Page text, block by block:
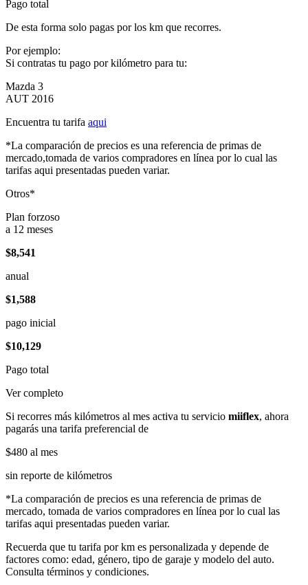
Pago total
De esta forma solo pagas por los km que recorres.
Por ejemplo:
Si contratas tu pago por kilómetro para tu:
Mazda 3
AUT 2016
Encuentra tu tarifa aqui
*La comparación de precios es una referencia de primas de
mercado,tomada de varios compradores en línea por lo cual las
tarifas aqui presentadas pueden variar.
Otros*
Plan forzoso
a 12 meses
$8,541
anual
$1,588
pago inicial
$10,129
Pago total
Ver completo
Si recorres más kilómetros al mes activa tu servicio miiflex, ahora
pagarás una tarifa preferencial de
$480 al mes
sin reporte de kilómetros
*La comparación de precios es una referencia de primas de
mercado, tomada de varios compradores en línea por lo cual las
tarifas aqui presentadas pueden variar.
Recuerda que tu tarifa por km es personalizada y depende de
factores como: edad, género, tipo de garaje y modelo del auto.
Consulta términos y condiciones.